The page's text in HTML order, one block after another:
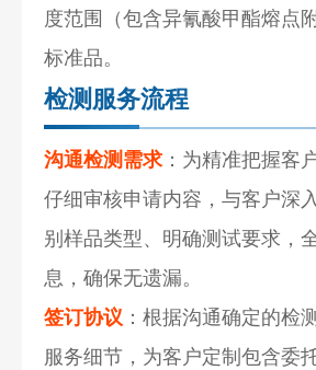
度范围（包含异氰酸甲酯熔点
标准品。
检测服务流程
沟通检测需求 ：为精准把握客
仔细审核申请内容，与客户深
别样品类型、明确测试要求，
息，确保无遗漏。
签订协议 ：根据沟通确定的检
服务细节，为客户定制包含委